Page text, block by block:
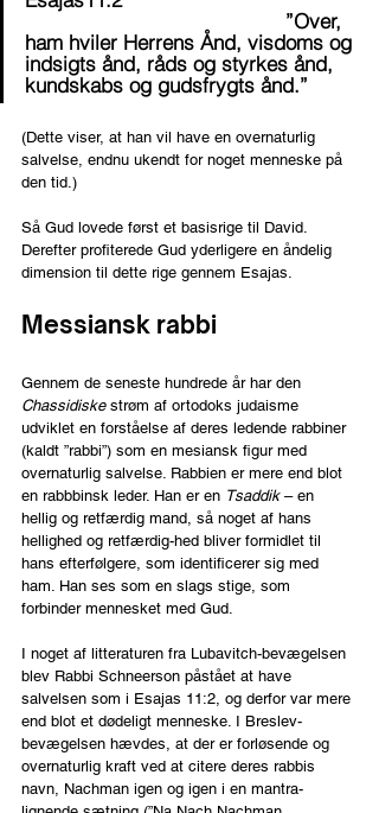
”Over,
ham hviler Herrens Ånd, visdoms og
indsigts ånd, råds og styrkes ånd,
kundskabs og gudsfrygts ånd.”
(Dette viser, at han vil have en overnaturlig
salvelse, endnu ukendt for noget menneske på
den tid.)
Så Gud lovede først et basisrige til David.
Derefter profiterede Gud yderligere en åndelig
dimension til dette rige gennem Esajas.
Messiansk rabbi
Gennem de seneste hundrede år har den
Chassidiske strøm af ortodoks judaisme
udviklet en forståelse af deres ledende rabbiner
(kaldt ”rabbi”) som en mesiansk figur med
overnaturlig salvelse. Rabbien er mere end blot
en rabbbinsk leder. Han er en Tsaddik – en
hellig og retfærdig mand, så noget af hans
hellighed og retfærdig-hed bliver formidlet til
hans efterfølgere, som identificerer sig med
ham. Han ses som en slags stige, som
forbinder mennesket med Gud.
I noget af litteraturen fra Lubavitch-bevægelsen
blev Rabbi Schneerson påstået at have
salvelsen som i Esajas 11:2, og derfor var mere
end blot et dødeligt menneske. I Breslev-
bevægelsen hævdes, at der er forløsende og
overnaturlig kraft ved at citere deres rabbis
navn, Nachman igen og igen i en mantra-